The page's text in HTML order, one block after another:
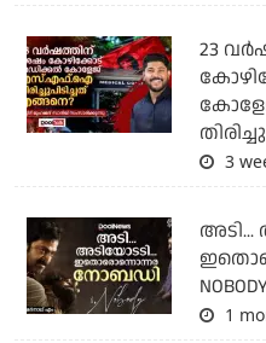
23
3
അടി...
1